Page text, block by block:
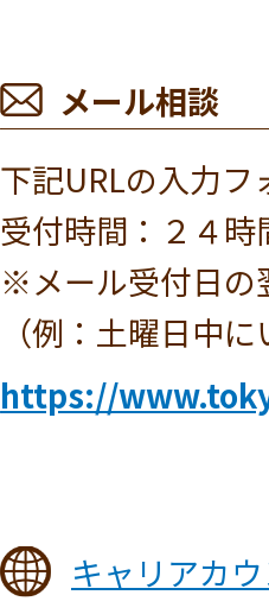
メール相談
下記URLの入力フ
受付時間：２４時
※メール受付日の
（例：土曜日中
https://
キャリアカ